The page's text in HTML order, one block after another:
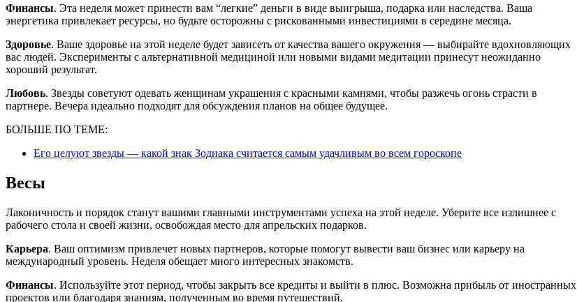
Финансы. Эта неделя может принести вам “легкие” деньги в виде выигрыша, подарка или наследства. Ваша
энергетика привлекает ресурсы, но будьте осторожны с рискованными инвестициями в середине месяца.
Здоровье. Ваше здоровье на этой неделе будет зависеть от качества вашего окружения — выбирайте вдохновляющих
вас людей. Эксперименты с альтернативной медициной или новыми видами медитации принесут неожиданно
хороший результат.
Любовь. Звезды советуют одевать женщинам украшения с красными камнями, чтобы разжечь огонь страсти в
партнере. Вечера идеально подходят для обсуждения планов на общее будущее.
БОЛЬШЕ ПО ТЕМЕ:
Его целуют звезды — какой знак Зодиака считается самым удачливым во всем гороскопе
Весы
Лаконичность и порядок станут вашими главными инструментами успеха на этой неделе. Уберите все излишнее с
рабочего стола и своей жизни, освобождая место для апрельских подарков.
Карьера. Ваш оптимизм привлечет новых партнеров, которые помогут вывести ваш бизнес или карьеру на
международный уровень. Неделя обещает много интересных знакомств.
Финансы. Используйте этот период, чтобы закрыть все кредиты и выйти в плюс. Возможна прибыль от иностранных
проектов или благодаря знаниям, полученным во время путешествий.